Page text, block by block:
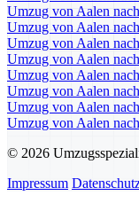
Umzug von Aalen
Umzug von Aalen
Umzug von Aalen
Umzug von Aalen
Umzug von Aalen
Umzug von Aalen
Umzug von Aalen
Umzug von Aalen
© 2026
Impressum